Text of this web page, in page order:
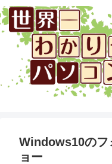
Windows10のフ
ョー